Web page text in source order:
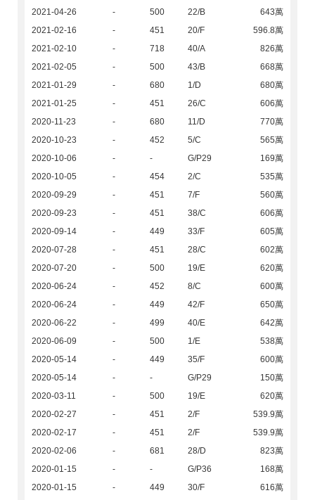
2021-04-26
- 500 22/B
643萬
2021-02-16
- 451 20/F
596.8萬
2021-02-10
- 718 40/A
826萬
2021-02-05
- 500 43/B
668萬
2021-01-29
- 680 1/D
680萬
2021-01-25
- 451 26/C
606萬
2020-11-23
- 680 11/D
770萬
2020-10-23
- 452 5/C
565萬
2020-10-06
- - G/P29
169萬
2020-10-05
- 454 2/C
535萬
2020-09-29
- 451 7/F
560萬
2020-09-23
- 451 38/C
606萬
2020-09-14
- 449 33/F
605萬
2020-07-28
- 451 28/C
602萬
2020-07-20
- 500 19/E
620萬
2020-06-24
- 452 8/C
600萬
2020-06-24
- 449 42/F
650萬
2020-06-22
- 499 40/E
642萬
2020-06-09
- 500 1/E
538萬
2020-05-14
- 449 35/F
600萬
2020-05-14
- - G/P29
150萬
2020-03-11
- 500 19/E
620萬
2020-02-27
- 451 2/F
539.9萬
2020-02-17
- 451 2/F
539.9萬
2020-02-06
- 681 28/D
823萬
2020-01-15
- - G/P36
168萬
2020-01-15
- 449 30/F
616萬